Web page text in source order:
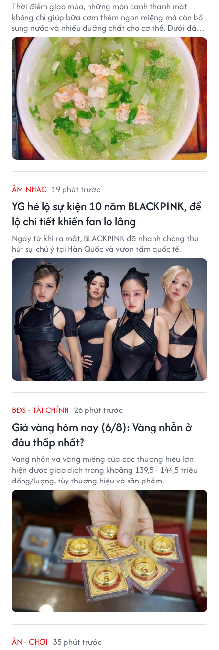
Thời điểm giao mùa, những món canh thanh mát
không chỉ giúp bữa cơm thêm ngon miệng mà còn bổ
sung nước và nhiều dưỡng chất cho cơ thể. Dưới đây
là một số món canh đơn giản, dễ nấu, phù hợp cho cả
gia đình.
ÂM NHẠC 19 phút trước
YG hé lộ sự kiện 10 năm BLACKPINK, để
lộ chi tiết khiến fan lo lắng
Ngay từ khi ra mắt, BLACKPINK đã nhanh chóng thu
hút sự chú ý tại Hàn Quốc và vươn tầm quốc tế.
BĐS - TÀI CHÍNH 26 phút trước
Giá vàng hôm nay (6/8): Vàng nhẫn ở
đâu thấp nhất?
Vàng nhẫn và vàng miếng của các thương hiệu lớn
hiện được giao dịch trong khoảng 139,5 - 144,5 triệu
đồng/lượng, tùy thương hiệu và sản phẩm.
ĂN - CHƠI 35 phút trước